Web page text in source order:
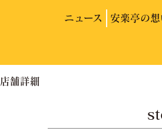
ニュース 安楽亭の想
店舗詳細